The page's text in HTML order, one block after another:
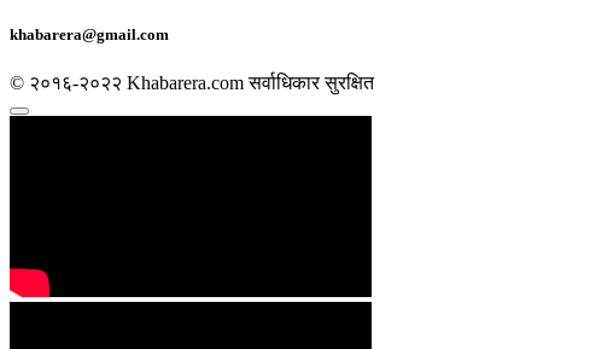
khabarera@gmail.com
© २०१६-२०२२ Khabarera.com सर्वाधिकार सुरक्षित